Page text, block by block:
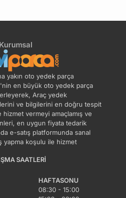
Kurumsal
yakın oto yedek parça
en büyük oto yedek parça
Araç yedek
ve bilgilerini en doğru tespit
vermeyi amaçlamış ve
en uygun fiyata tedarik
e-satış platformunda sanal
yapma koşulu ile hizmet
SAATLERI
HAFTASONU
08:30 - 15:00